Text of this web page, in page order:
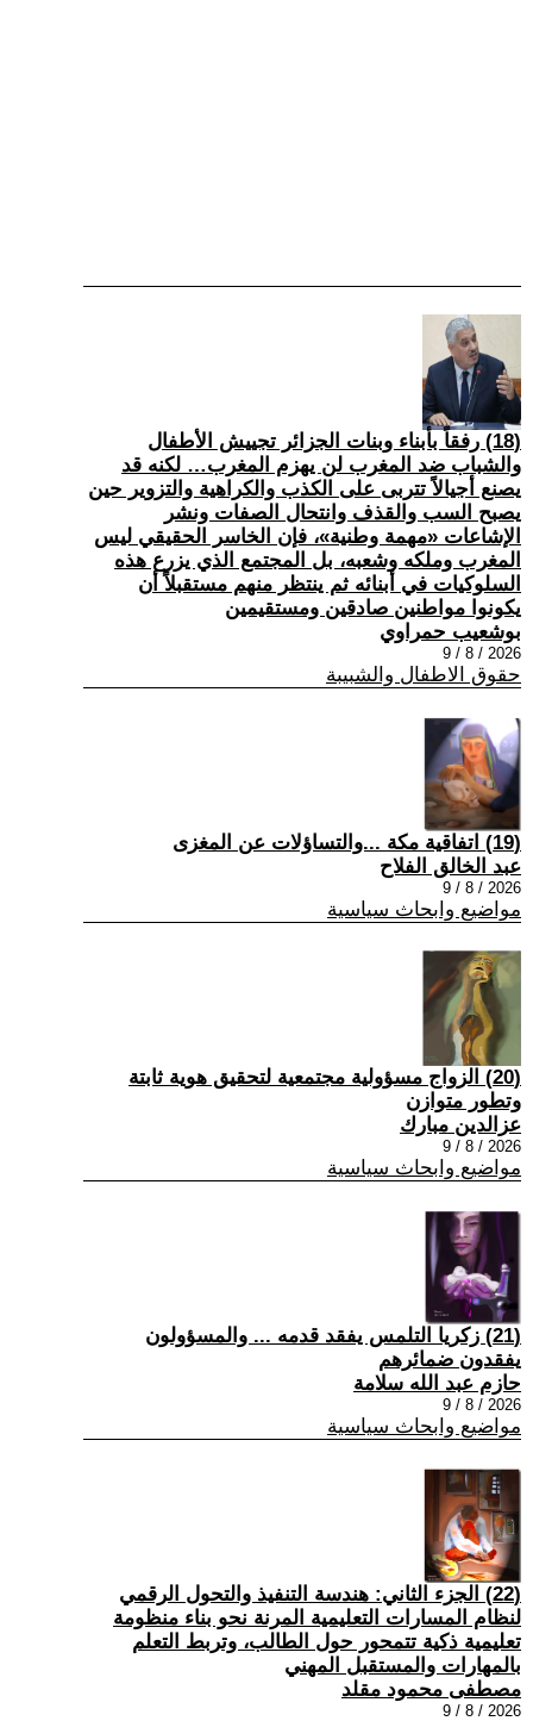
(18) رفقاً بأبناء وبنات الجزائر تجييش الأطفال
والشباب ضد المغرب لن يهزم المغرب… لكنه قد
يصنع أجيالاً تتربى على الكذب والكراهية والتزوير حين
يصبح السب والقذف وانتحال الصفات ونشر
الإشاعات «مهمة وطنية»، فإن الخاسر الحقيقي ليس
المغرب وملكه وشعبه، بل المجتمع الذي يزرع هذه
السلوكيات في أبنائه ثم ينتظر منهم مستقبلاً أن
يكونوا مواطنين صادقين ومستقيمين
بوشعيب حمراوي
2026 / 8 / 9
حقوق الاطفال والشبيبة
(19) اتفاقية مكة ...والتساؤلات عن المغزى
عبد الخالق الفلاح
2026 / 8 / 9
مواضيع وابحاث سياسية
(20) الزواج مسؤولية مجتمعية لتحقيق هوية ثابتة
وتطور متوازن
عزالدين مبارك
2026 / 8 / 9
مواضيع وابحاث سياسية
(21) زكريا التلمس يفقد قدمه ... والمسؤولون
يفقدون ضمائرهم
حازم عبد الله سلامة
2026 / 8 / 9
مواضيع وابحاث سياسية
(22) الجزء الثاني: هندسة التنفيذ والتحول الرقمي
لنظام المسارات التعليمية المرنة نحو بناء منظومة
تعليمية ذكية تتمحور حول الطالب، وتربط التعلم
بالمهارات والمستقبل المهني
مصطفى محمود مقلد
2026 / 8 / 9